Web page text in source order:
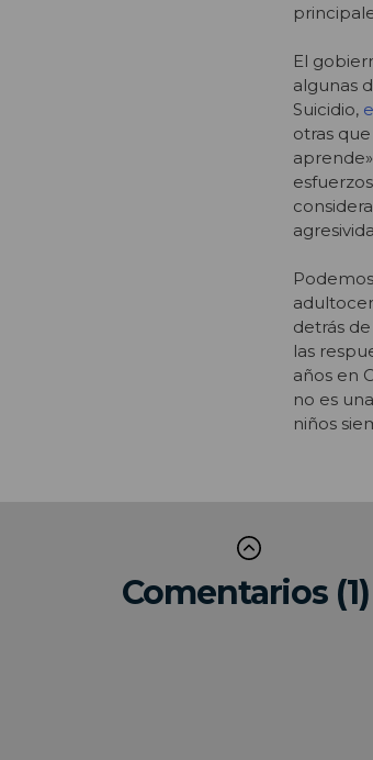
El
algunas
Suicidio,
otras
detrás
las
años en
no es
niños
Comentarios (1)